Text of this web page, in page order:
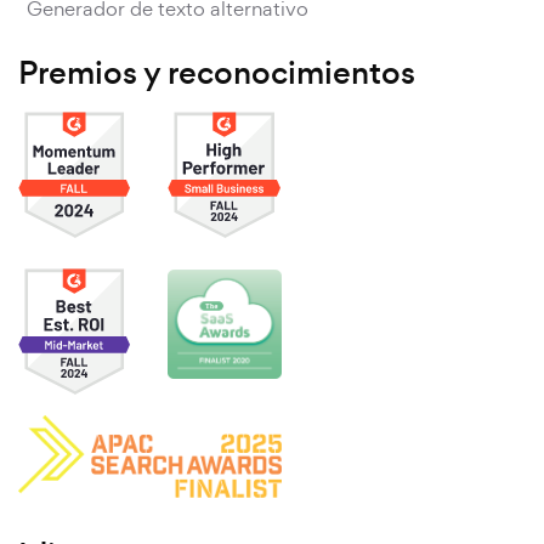
Generador de texto alternativo
Premios y reconocimientos